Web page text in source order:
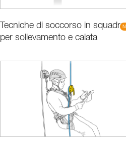
Tecniche di soccorso in squadra
per sollevamento e calata